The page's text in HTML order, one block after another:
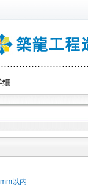
细
以内